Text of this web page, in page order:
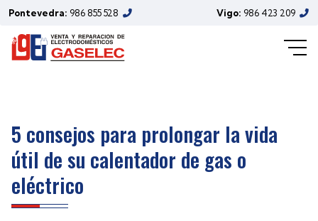
Pontevedra: 986 855 528 Vigo: 986 423 209
5 consejos para prolongar la vida
útil de su calentador de gas o
eléctrico